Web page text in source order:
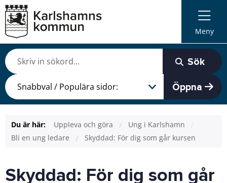
Meny
Sök
Öppna
Du är här: Uppleva och göra
Ung i Karlshamn
Bli en ung ledare
Skyddad: För dig som går kursen
Skyddad: För dig som går